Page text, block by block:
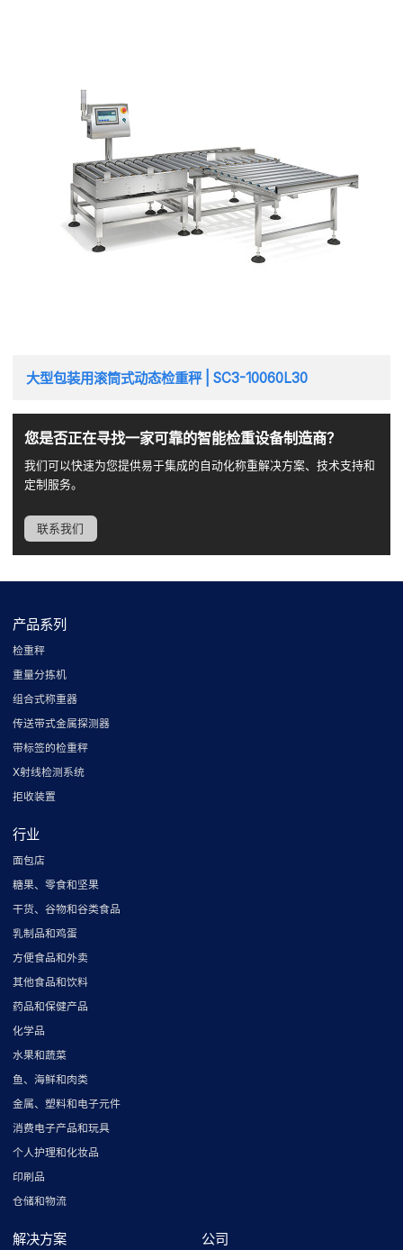
大型包装用滚筒式动态检重秤 | SC3-10060L30
您是否正在寻找一家可靠的智能检重设备制造商？
我们可以快速为您提供易于集成的自动化称重解决方案、技术支持和
定制服务。
联系我们
产品系列
检重秤
重量分拣机
组合式称重器
传送带式金属探测器
带标签的检重秤
X射线检测系统
拒收装置
行业
面包店
糖果、零食和坚果
干货、谷物和谷类食品
乳制品和鸡蛋
方便食品和外卖
其他食品和饮料
药品和保健产品
化学品
水果和蔬菜
鱼、海鲜和肉类
金属、塑料和电子元件
消费电子产品和玩具
个人护理和化妆品
印刷品
仓储和物流
解决方案 公司